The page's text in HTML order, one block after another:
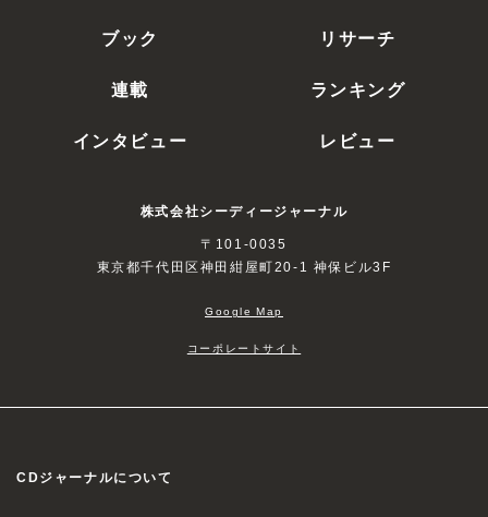
ブック
リサーチ
連載
ランキング
インタビュー
レビュー
株式会社シーディージャーナル
〒101-0035
東京都千代田区神田紺屋町20-1 神保ビル3F
Google Map
コーポレートサイト
CDジャーナルについて